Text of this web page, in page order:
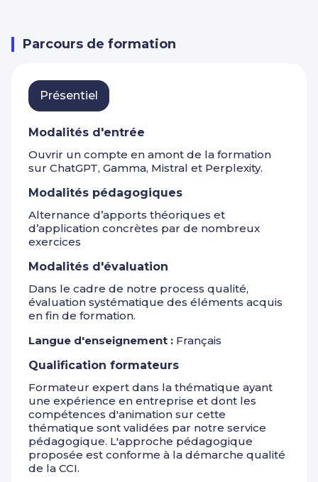
Parcours de formation
Présentiel
Modalités d'entrée
Ouvrir un compte en amont de la formation
sur ChatGPT, Gamma, Mistral et Perplexity.
Modalités pédagogiques
Alternance d’apports théoriques et
d’application concrètes par de nombreux
exercices
Modalités d'évaluation
Dans le cadre de notre process qualité,
évaluation systématique des éléments acquis
en fin de formation.
Langue d'enseignement : Français
Qualification formateurs
Formateur expert dans la thématique ayant
une expérience en entreprise et dont les
compétences d'animation sur cette
thématique sont validées par notre service
pédagogique. L'approche pédagogique
proposée est conforme à la démarche qualité
de la CCI.